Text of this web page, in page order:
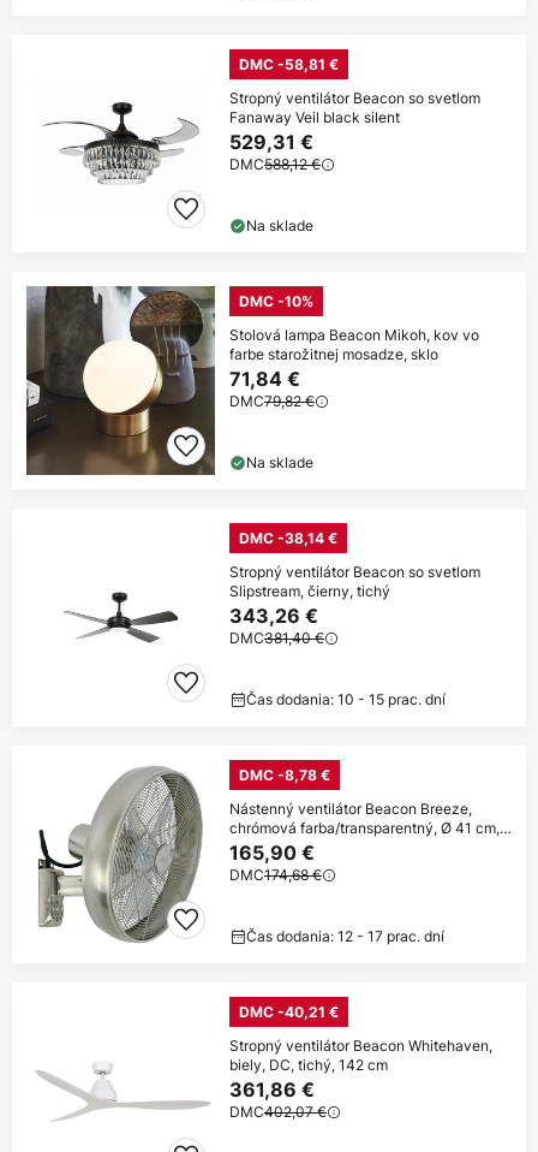
DMC -58,81 €
Stropný ventilátor Beacon so svetlom
Fanaway Veil black silent
529,31 €
DMC588,12 €
Na sklade
DMC -10%
Stolová lampa Beacon Mikoh, kov vo
farbe starožitnej mosadze, sklo
71,84 €
DMC79,82 €
Na sklade
DMC -38,14 €
Stropný ventilátor Beacon so svetlom
Slipstream, čierny, tichý
343,26 €
DMC381,40 €
Čas dodania: 10 - 15 prac. dní
DMC -8,78 €
Nástenný ventilátor Beacon Breeze,
chrómová farba/transparentný, Ø 41 cm,
tichý
165,90 €
DMC174,68 €
Čas dodania: 12 - 17 prac. dní
DMC -40,21 €
Stropný ventilátor Beacon Whitehaven,
biely, DC, tichý, 142 cm
361,86 €
DMC402,07 €